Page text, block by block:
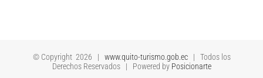
© Copyright 2026 | www.quito-turismo.gob.ec| Todos los
Derechos Reservados | Powered by Posicionarte